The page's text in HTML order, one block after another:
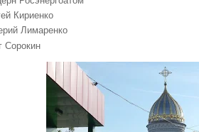
Кириенко
Лимаренко
Сорокин